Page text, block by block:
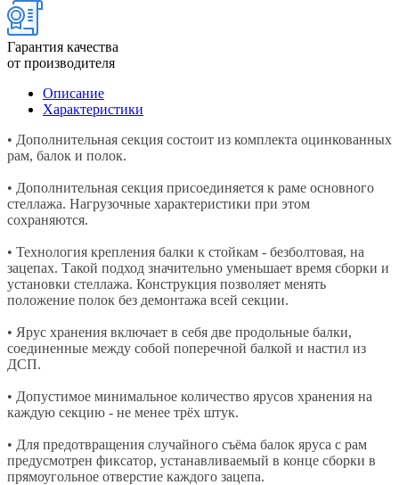
Гарантия качества
от производителя
Описание
Характеристики
• Дополнительная секция состоит из комплекта оцинкованных
рам, балок и полок.
• Дополнительная секция присоединяется к раме основного
стеллажа. Нагрузочные характеристики при этом
сохраняются.
• Технология крепления балки к стойкам - безболтовая, на
зацепах. Такой подход значительно уменьшает время сборки и
установки стеллажа. Конструкция позволяет менять
положение полок без демонтажа всей секции.
• Ярус хранения включает в себя две продольные балки,
соединенные между собой поперечной балкой и настил из
ДСП.
• Допустимое минимальное количество ярусов хранения на
каждую секцию - не менее трёх штук.
• Для предотвращения случайного съёма балок яруса с рам
предусмотрен фиксатор, устанавливаемый в конце сборки в
прямоугольное отверстие каждого зацепа.